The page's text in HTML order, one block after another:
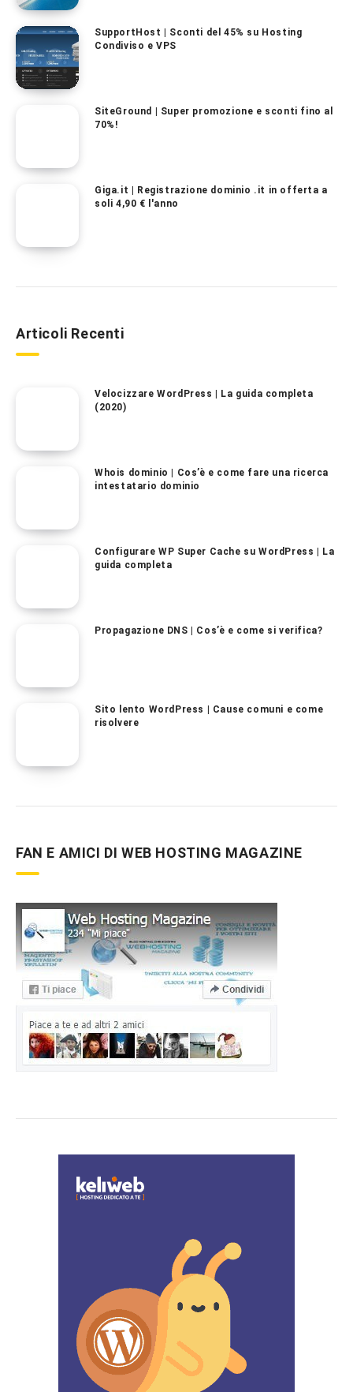
SupportHost | Sconti del 45% su Hosting
Condiviso e VPS
SiteGround | Super promozione e sconti fino al
70%!
Giga.it | Registrazione dominio .it in offerta a
soli 4,90 € l'anno
Articoli Recenti
Velocizzare WordPress | La guida completa
(2020)
Whois dominio | Cos’è e come fare una ricerca
intestatario dominio
Configurare WP Super Cache su WordPress | La
guida completa
Propagazione DNS | Cos’è e come si verifica?
Sito lento WordPress | Cause comuni e come
risolvere
FAN E AMICI DI WEB HOSTING MAGAZINE